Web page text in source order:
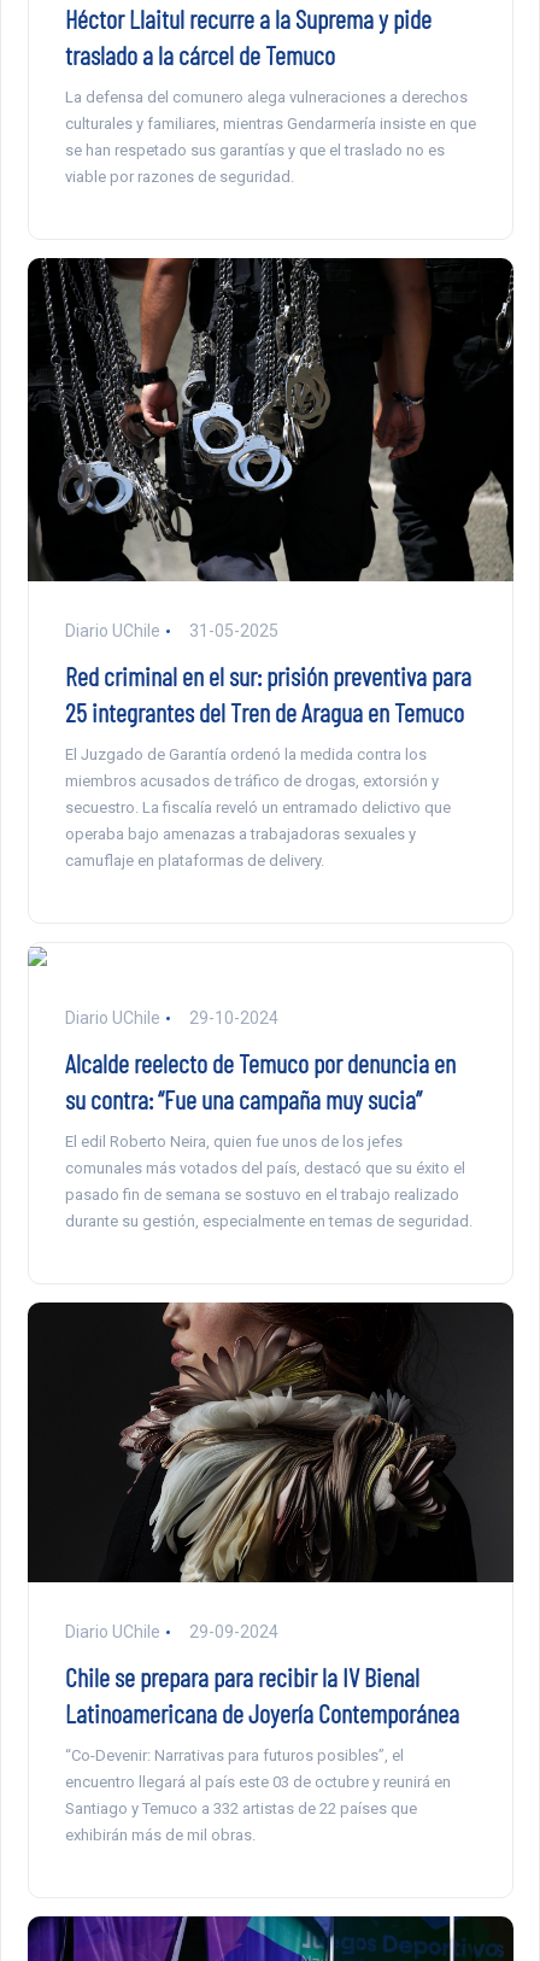
Héctor Llaitul recurre a la Suprema y pide
traslado a la cárcel de Temuco
La defensa del comunero alega vulneraciones a derechos
culturales y familiares, mientras Gendarmería insiste en que
se han respetado sus garantías y que el traslado no es
viable por razones de seguridad.
Diario UChile 31-05-2025
Red criminal en el sur: prisión preventiva para
25 integrantes del Tren de Aragua en Temuco
El Juzgado de Garantía ordenó la medida contra los
miembros acusados de tráfico de drogas, extorsión y
secuestro. La fiscalía reveló un entramado delictivo que
operaba bajo amenazas a trabajadoras sexuales y
camuflaje en plataformas de delivery.
Diario UChile 29-10-2024
Alcalde reelecto de Temuco por denuncia en
su contra: “Fue una campaña muy sucia”
El edil Roberto Neira, quien fue unos de los jefes
comunales más votados del país, destacó que su éxito el
pasado fin de semana se sostuvo en el trabajo realizado
durante su gestión, especialmente en temas de seguridad.
Diario UChile 29-09-2024
Chile se prepara para recibir la IV Bienal
Latinoamericana de Joyería Contemporánea
“Co-Devenir: Narrativas para futuros posibles”, el
encuentro llegará al país este 03 de octubre y reunirá en
Santiago y Temuco a 332 artistas de 22 países que
exhibirán más de mil obras.